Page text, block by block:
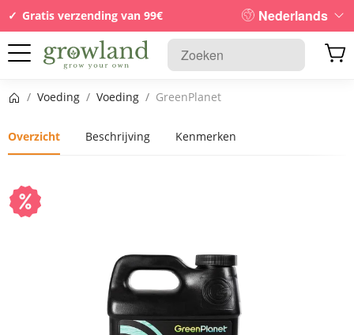
Gratis verzending van 99€ Nederlands
Startpagina
/ Voeding / Voeding / GreenPlanet
Overzicht Beschrijving Kenmerken